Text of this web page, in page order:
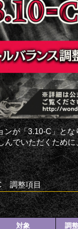
ンが「3.10-C」とな
んでいただくため
調整項目
対象 調整